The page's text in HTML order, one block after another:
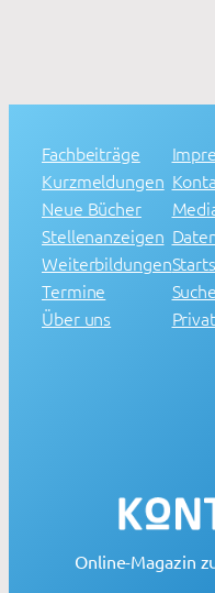
Fachbeiträge
Kurzmeldungen
Neue Bücher
Stellenanzeigen
Weiterbildungen
Termine
Über uns
Suche
Online-Magazin